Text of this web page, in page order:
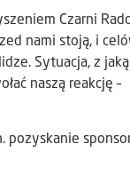
Czarni
nami stoją, i
Sytuacja, z jaką
naszą reakcję –
pozyskanie